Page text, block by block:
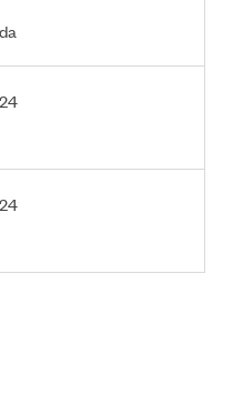
da
24
24